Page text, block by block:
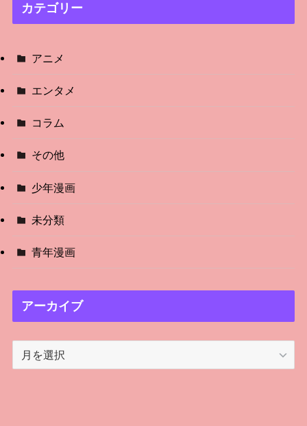
カテゴリー
アニメ
エンタメ
コラム
その他
少年漫画
未分類
青年漫画
アーカイブ